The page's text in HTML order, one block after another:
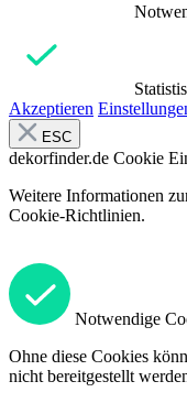
Akzeptieren
ESC
dekorfinder.de Cookie
Weitere Informationen
Cookie-Richtlinien.
Notwendige
Ohne diese Cookies
nicht bereitgestellt